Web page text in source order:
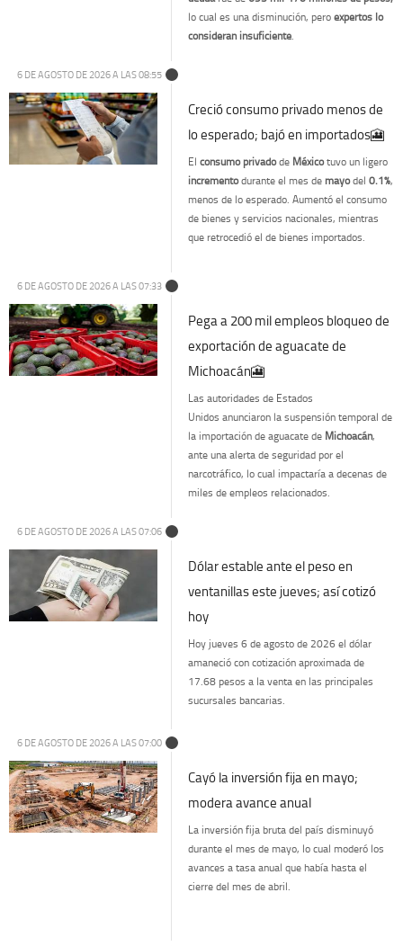
lo cual es una disminución, peroexpertos lo
consideran insuficiente.
6 DE AGOSTO DE 2026 A LAS 08:55
Creció consumo privado menos de
lo esperado; bajó en importados🎦
El consumo privadode Méxicotuvo un ligero
incrementodurante el mes de mayodel 0.1%,
menos de lo esperado. Aumentó el consumo
de bienes y servicios nacionales, mientras
que retrocedió el de bienes importados.
6 DE AGOSTO DE 2026 A LAS 07:33
Pega a 200 mil empleos bloqueo de
exportación de aguacate de
Michoacán🎦
Las autoridades de Estados
Unidos anunciaron la suspensión temporal de
la importación de aguacate de Michoacán,
ante una alerta de seguridad por el
narcotráfico, lo cual impactaría a decenas de
miles de empleos relacionados.
6 DE AGOSTO DE 2026 A LAS 07:06
Dólar estable ante el peso en
ventanillas este jueves; así cotizó
hoy
Hoy jueves 6 de agosto de 2026 el dólar
amaneció con cotización aproximada de
17.68 pesos a la venta en las principales
sucursales bancarias.
6 DE AGOSTO DE 2026 A LAS 07:00
Cayó la inversión fija en mayo;
modera avance anual
La inversión fija bruta del país disminuyó
durante el mes de mayo, lo cual moderó los
avances a tasa anual que había hasta el
cierre del mes de abril.